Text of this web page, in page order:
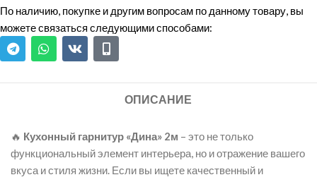
По наличию, покупке и другим вопросам по данному товару, вы
можете связаться следующими способами:
ОПИСАНИЕ
🔥 Кухонный гарнитур «Дина» 2м – это не только
функциональный элемент интерьера, но и отражение вашего
вкуса и стиля жизни. Если вы ищете качественный и